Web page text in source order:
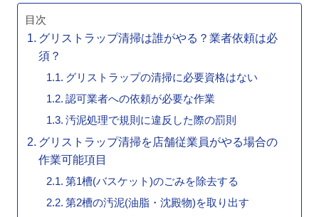
目次
グリストラップ清掃は誰がやる？業者依頼は必
須？
グリストラップの清掃に必要資格はない
認可業者への依頼が必要な作業
汚泥処理で規則に違反した際の罰則
グリストラップ清掃を店舗従業員がやる場合の
作業可能項目
第1槽(バスケット)のごみを除去する
第2槽の汚泥(油脂・沈殿物)を取り出す